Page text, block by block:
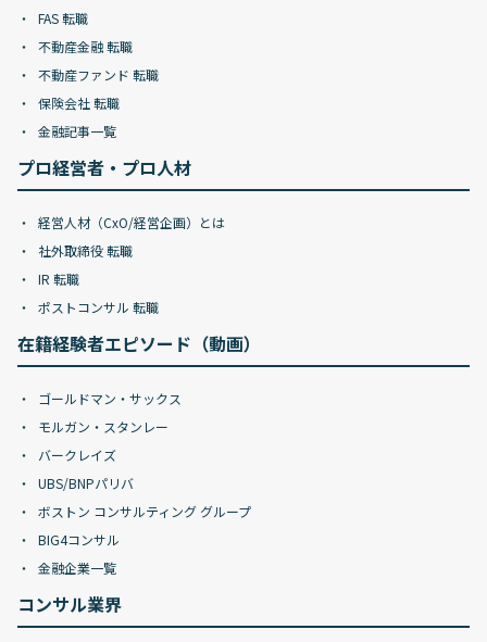
FAS 転職
不動産金融 転職
不動産ファンド 転職
保険会社 転職
金融記事一覧
プロ経営者・プロ人材
経営人材（CxO/経営企画）とは
社外取締役 転職
IR 転職
ポストコンサル 転職
在籍経験者エピソード（動画）
ゴールドマン・サックス
モルガン・スタンレー
バークレイズ
UBS/BNPパリバ
ボストン コンサルティング グループ
BIG4コンサル
金融企業一覧
コンサル業界